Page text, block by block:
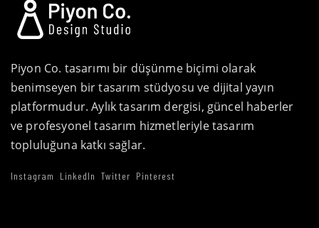
Piyon Co. tasarımı bir düşünme biçimi olarak
benimseyen bir tasarım stüdyosu ve dijital yayın
platformudur. Aylık tasarım dergisi, güncel haberler
ve profesyonel tasarım hizmetleriyle tasarım
topluluğuna katkı sağlar.
Instagram LinkedIn Twitter Pinterest